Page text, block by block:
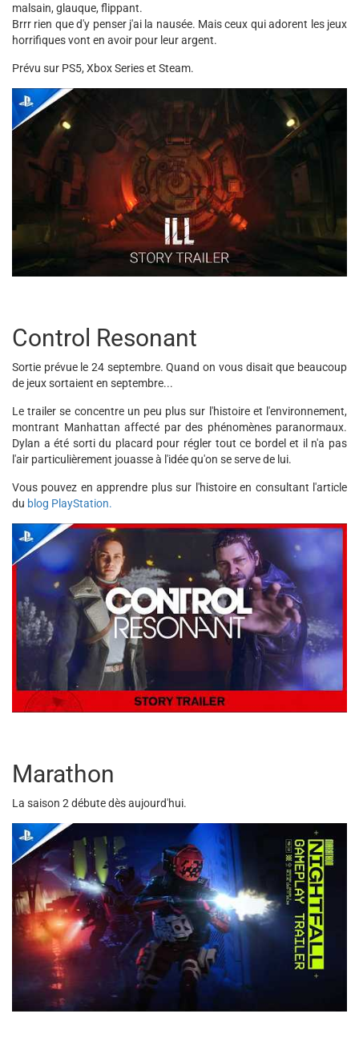
malsain, glauque, flippant.
Brrr rien que d'y penser j'ai la nausée. Mais ceux qui adorent les jeux
horrifiques vont en avoir pour leur argent.
Prévu sur PS5, Xbox Series et Steam.
Control Resonant
Sortie prévue le 24 septembre. Quand on vous disait que beaucoup
de jeux sortaient en septembre...
Le trailer se concentre un peu plus sur l'histoire et l'environnement,
montrant Manhattan affecté par des phénomènes paranormaux.
Dylan a été sorti du placard pour régler tout ce bordel et il n'a pas
l'air particulièrement jouasse à l'idée qu'on se serve de lui.
Vous pouvez en apprendre plus sur l'histoire en consultant l'article
du blog PlayStation.
Marathon
La saison 2 débute dès aujourd'hui.